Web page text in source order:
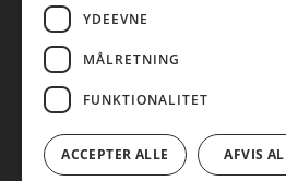
YDEEVNE
MÅLRETNING
FUNKTIONALITET
ACCEPTER ALLE AFVIS